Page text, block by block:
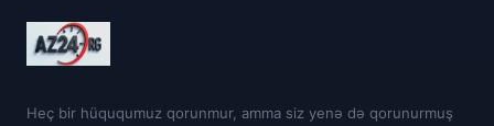
Heç bir hüququmuz qorunmur, amma siz yenə də qorunurmuş